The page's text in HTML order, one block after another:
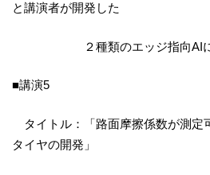
と講演者が開発した
２種類のエッジ指向AIにつ
■講演5
タイトル：「路面摩擦係数が測定
タイヤの開発」